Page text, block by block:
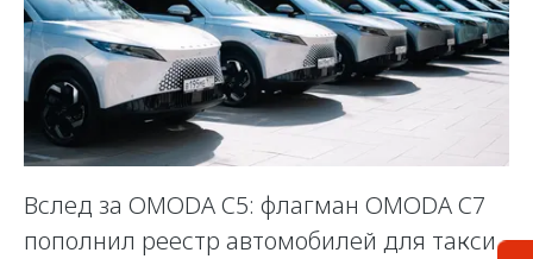
Вслед за OMODA C5: флагман OMODA C7
пополнил реестр автомобилей для такси